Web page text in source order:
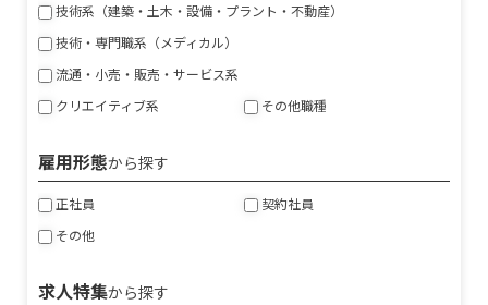
技術系（建築・土木・設備・プラント・不動産）
技術・専門職系（メディカル）
流通・小売・販売・サービス系
クリエイティブ系
その他職種
雇用形態から探す
正社員
契約社員
その他
求人特集から探す